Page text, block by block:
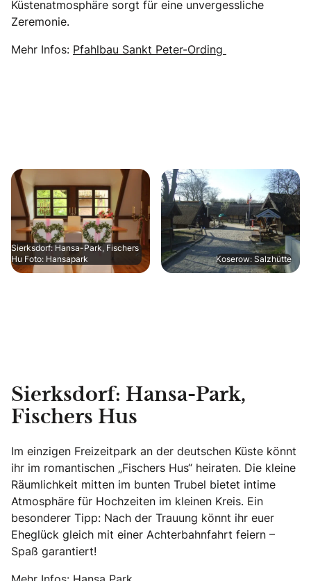
Küstenatmosphäre sorgt für eine unvergessliche
Zeremonie.
Mehr Infos: Pfahlbau Sankt Peter-Ording
Sierksdorf: Hansa-Park, Fischers
Hu Foto: Hansapark
Koserow: Salzhütte
Sierksdorf: Hansa-Park,
Fischers Hus
Im einzigen Freizeitpark an der deutschen Küste könnt
ihr im romantischen „Fischers Hus“ heiraten. Die kleine
Räumlichkeit mitten im bunten Trubel bietet intime
Atmosphäre für Hochzeiten im kleinen Kreis. Ein
besonderer Tipp: Nach der Trauung könnt ihr euer
Eheglück gleich mit einer Achterbahnfahrt feiern –
Spaß garantiert!